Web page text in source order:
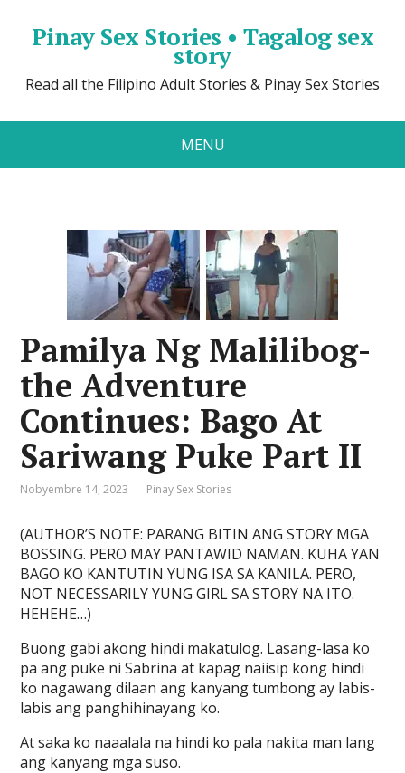
Pinay Sex Stories • Tagalog sex
story
Read all the Filipino Adult Stories & Pinay Sex Stories
MENU
Pamilya Ng Malilibog-
the Adventure
Continues: Bago At
Sariwang Puke Part II
Nobyembre 14, 2023 Pinay Sex Stories
(AUTHOR’S NOTE: PARANG BITIN ANG STORY MGA
BOSSING. PERO MAY PANTAWID NAMAN. KUHA YAN
BAGO KO KANTUTIN YUNG ISA SA KANILA. PERO,
NOT NECESSARILY YUNG GIRL SA STORY NA ITO.
HEHEHE…)
Buong gabi akong hindi makatulog. Lasang-lasa ko
pa ang puke ni Sabrina at kapag naiisip kong hindi
ko nagawang dilaan ang kanyang tumbong ay labis-
labis ang panghihinayang ko.
At saka ko naaalala na hindi ko pala nakita man lang
ang kanyang mga suso.